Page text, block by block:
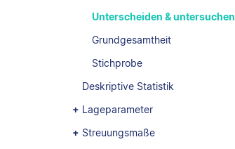
Unterscheiden & untersuchen
Grundgesamtheit
Stichprobe
Deskriptive Statistik
Lageparameter
Streuungsmaße